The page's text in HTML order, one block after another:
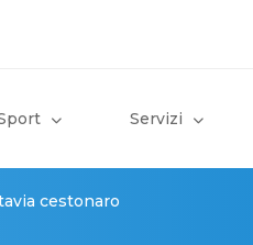
Servizi
cestonaro